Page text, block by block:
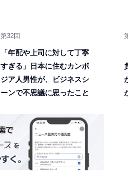
第32回
「年配や上司に対して丁寧
すぎる」日本に住むカンボ
ジア人男性が、ビジネスシ
ーンで不思議に思ったこと